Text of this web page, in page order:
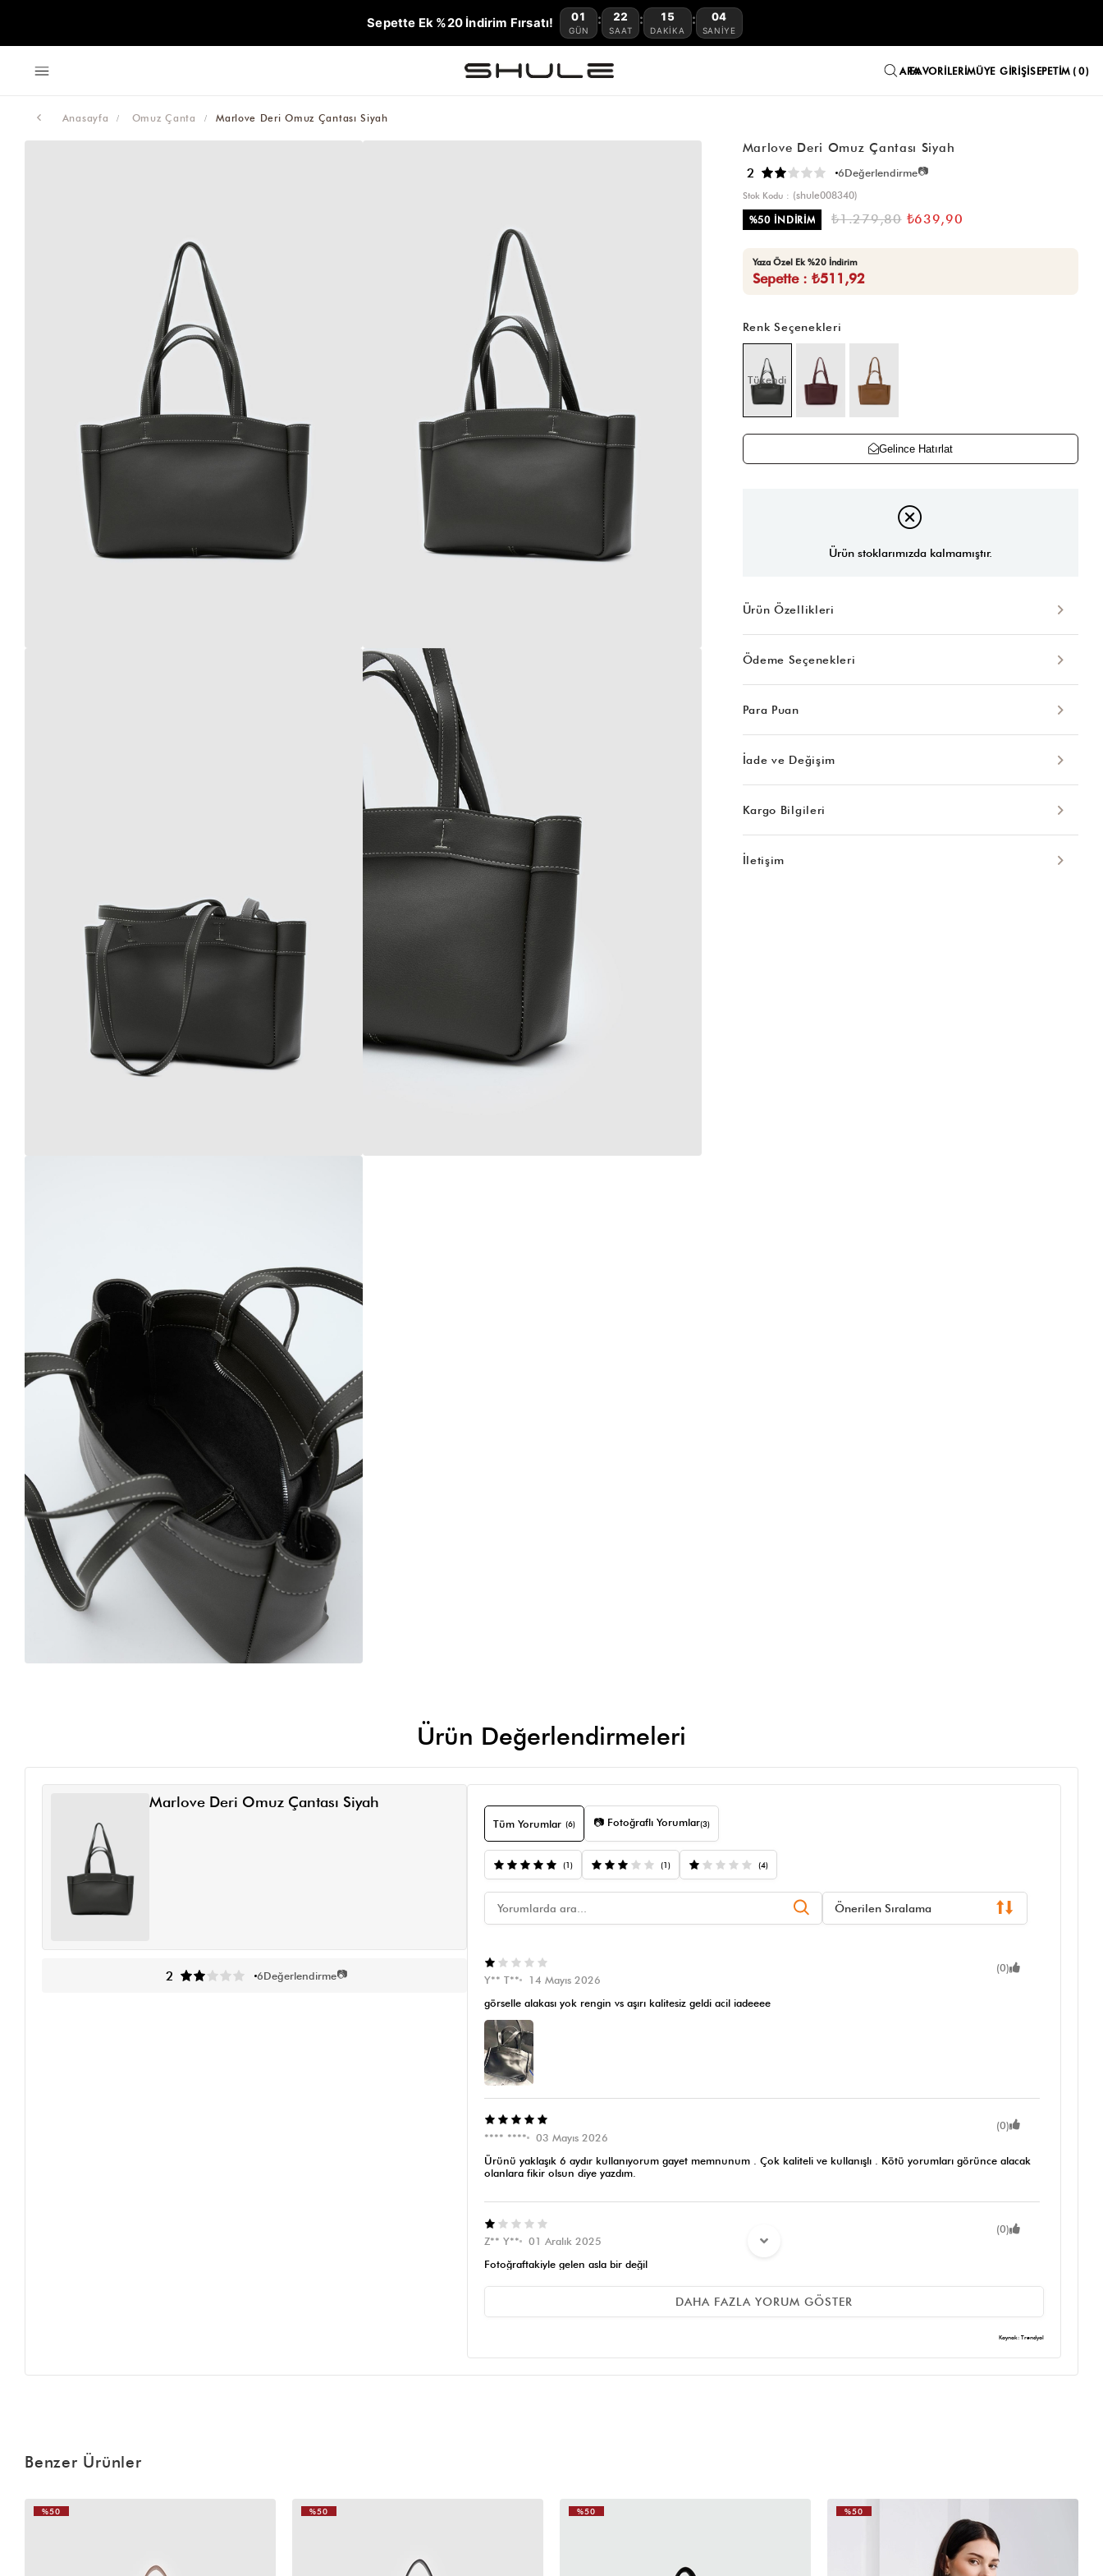
Sepette Ek %20 İndirim Fırsatı! 01
GÜN
: 22
SAAT
: 15
DAKIKA
: 03
SANIYE
FAVORILERIMÜYE GIRIŞISEPETIM 0
Anasayfa Omuz Çanta Marlove Deri Omuz Çantası Siyah
Marlove Deri Omuz Çantası Siyah
2 6Değerlendirme📷
Stok Kodu
(shule008340)
%50İNDIRIM ₺1.279,80 ₺639,90
Yaza Özel Ek %20 İndirim
Sepette : ₺511,92
Renk Seçenekleri
Tükendi
Gelince Hatırlat
Ürün stoklarımızda kalmamıştır.
Ürün Özellikleri
Ödeme Seçenekleri
Para Puan
İade ve Değişim
Kargo Bilgileri
İletişim
Ürün Değerlendirmeleri
Marlove Deri Omuz Çantası Siyah
2 6Değerlendirme📷
Tüm Yorumlar (6) 📷 Fotoğraflı Yorumlar(3)
(1) (1) (4)
Önerilen Sıralama
(0)
Y** T**
14 Mayıs 2026
görselle alakası yok rengin vs aşırı kalitesiz geldi acil iadeeee
(0)
**** ****
03 Mayıs 2026
Ürünü yaklaşık 6 aydır kullanıyorum gayet memnunum . Çok kaliteli ve kullanışlı . Kötü yorumları görünce alacak
olanlara fikir olsun diye yazdım.
(0)
Z** Y**
01 Aralık 2025
Fotoğraftakiyle gelen asla bir değil
(0)
gelenle alakası yok beyaz dikisleri falan yok
DAHA FAZLA YORUM GÖSTER
Kaynak: Trendyol
Benzer Ürünler
%50
%50 %50 %50